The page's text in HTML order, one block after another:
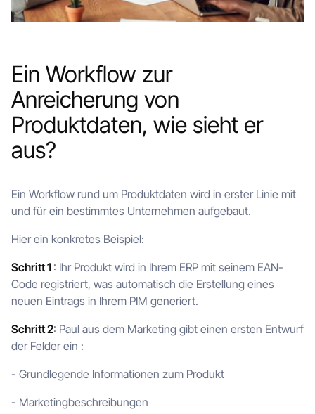
Ein Workflow zur
Anreicherung von
Produktdaten, wie sieht er
aus?
Ein Workflow rund um Produktdaten wird in erster Linie mit
und für ein bestimmtes Unternehmen aufgebaut.
Hier ein konkretes Beispiel:
Schritt 1 : Ihr Produkt wird in Ihrem ERP mit seinem EAN-
Code registriert, was automatisch die Erstellung eines
neuen Eintrags in Ihrem PIM generiert.
Schritt 2: Paul aus dem Marketing gibt einen ersten Entwurf
der Felder ein :
- Grundlegende Informationen zum Produkt
- Marketingbeschreibungen